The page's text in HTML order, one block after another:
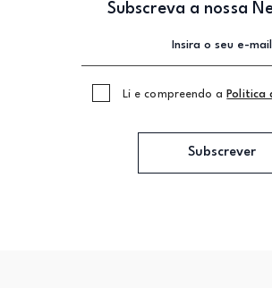
Subscreva a nossa
Li e compreendo a Politica
Subscrever